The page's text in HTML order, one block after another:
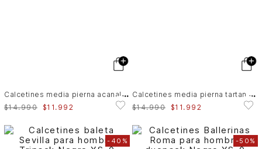
C
alcetines media pierna acanalado para hombre
$14.990 $11 . 992
C
alcetines media pierna tartan para hombre
$14.990 $11 . 992
- 40% -50%